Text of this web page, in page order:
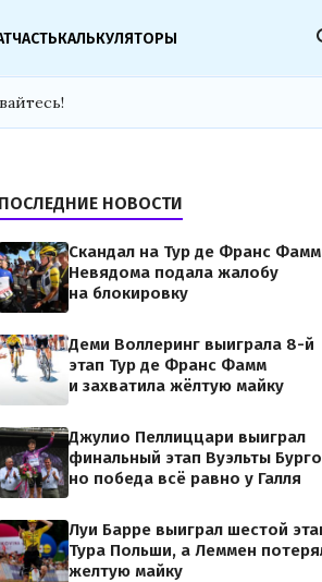
КАЛЬКУЛЯТОРЫ
ПОСЛЕДНИЕ НОВОСТИ
Скандал на Тур де Франс
Невядома подала жалобу
на блокировку
Деми Воллеринг выиграла 8-й
этап Тур де Франс Фамм
и захватила жёлтую майку
Джулио Пеллиццари выиграл
финальный этап Вуэльты
но победа всё равно у Галля
Луи Барре выиграл шестой
Тура Польши, а Леммен
желтую майку